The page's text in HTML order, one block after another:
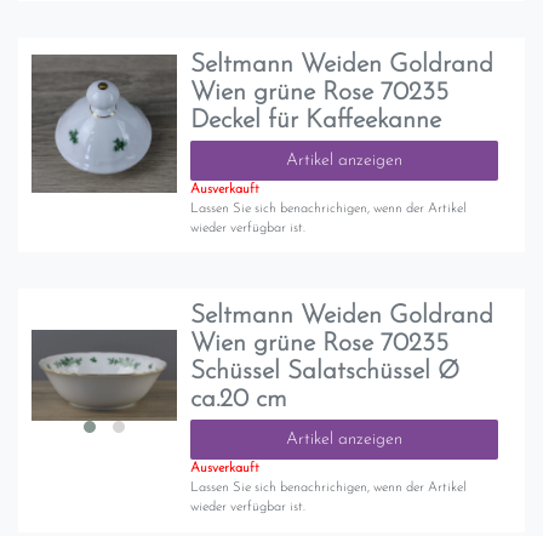
Seltmann Weiden Goldrand
Wien grüne Rose 70235
Deckel für Kaffeekanne
Artikel anzeigen
Ausverkauft
Lassen Sie sich benachrichigen, wenn der Artikel
wieder verfügbar ist.
Seltmann Weiden Goldrand
Wien grüne Rose 70235
Schüssel Salatschüssel Ø
ca.20 cm
Artikel anzeigen
Ausverkauft
Lassen Sie sich benachrichigen, wenn der Artikel
wieder verfügbar ist.